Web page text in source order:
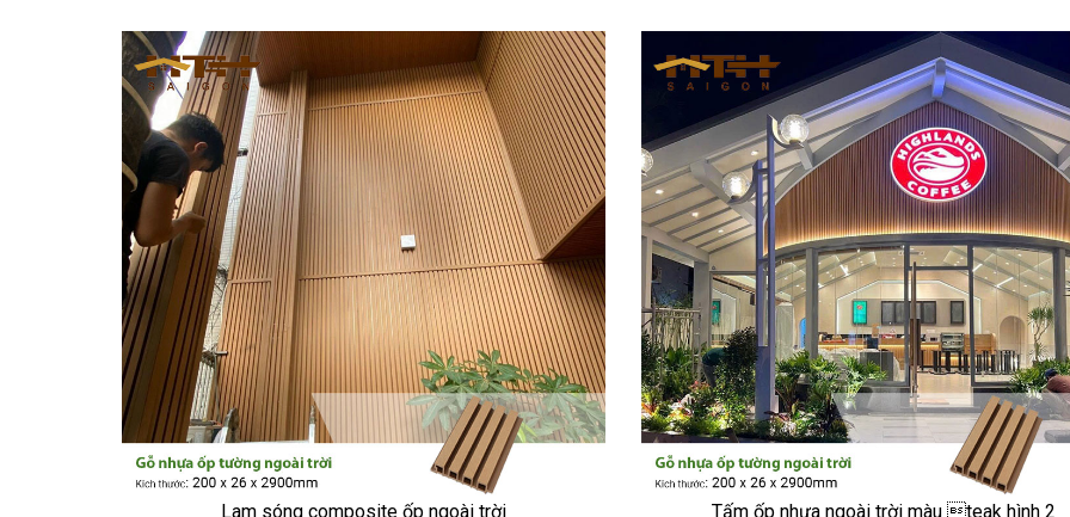
Lam sóng composite ốp ngoài trời Tấm ốp nhựa ngoài trời màu teak hình 2